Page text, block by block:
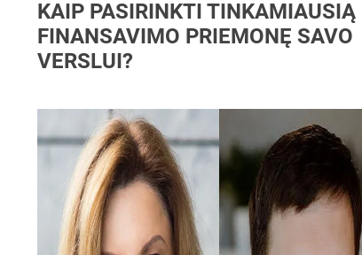
KAIP PASIRINKTI TINKAMIAUSIĄ
FINANSAVIMO PRIEMONĘ SAVO
VERSLUI?